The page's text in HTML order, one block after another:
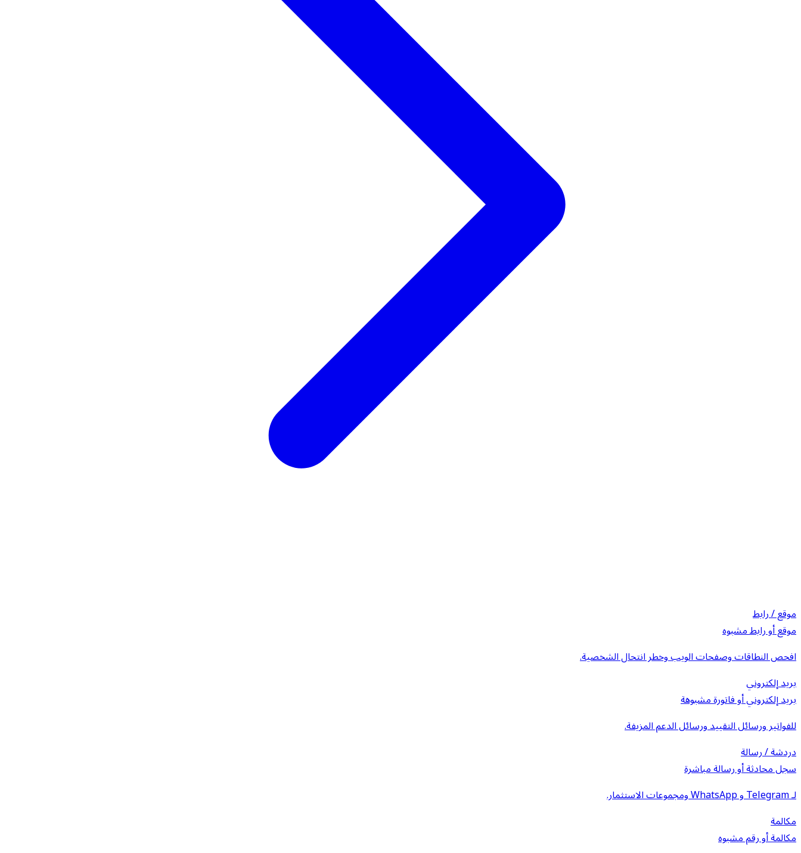
موقع / رابط
موقع أو رابط مشبوه
افحص النطاقات وصفحات الويب وخطر انتحال الشخصية.
بريد إلكتروني
بريد إلكتروني أو فاتورة مشبوهة
للفواتير ورسائل التقييد ورسائل الدعم المزيفة.
دردشة / رسالة
سجل محادثة أو رسالة مباشرة
لـ Telegram و WhatsApp ومجموعات الاستثمار.
مكالمة
مكالمة أو رقم مشبوه